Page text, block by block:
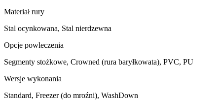
Materiał rury
Stal ocynkowana, Stal nierdzewna
Opcje powleczenia
Segmenty stożkowe, Crowned (rura baryłkowata), PVC, PU
Wersje wykonania
Standard, Freezer (do mroźni), WashDown